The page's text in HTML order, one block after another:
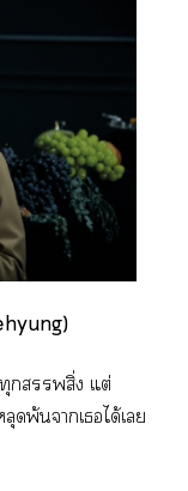
กสิ่ง แต่
ดพ้นาเได้เ